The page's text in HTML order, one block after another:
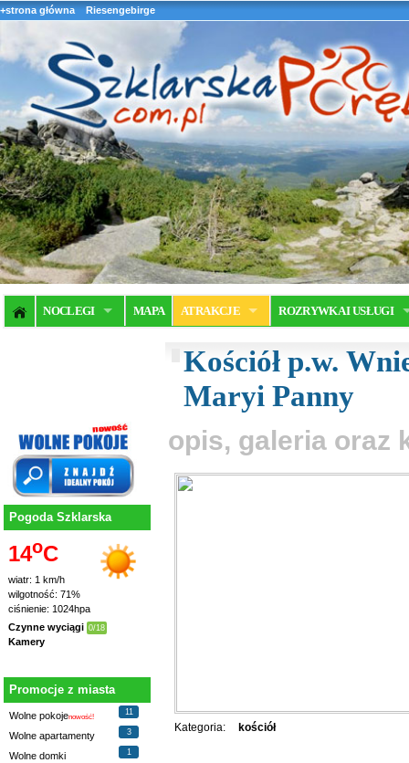
+strona główna Riesengebirge
NOCLEGI MAPA ATRAKCJE ROZRYWKA I USŁUGI
Pogoda Szklarska
14oC
wiatr: 1 km/h
wilgotność: 71%
ciśnienie: 1024hpa
Czynne wyciągi 0/18
Kamery
Promocje z miasta
Wolne pokojenowość!
11
Wolne apartamenty 3
Wolne domki 1
Kościół p.w.
Maryi Panny
opis, galeria oraz
Kategoria: kościół